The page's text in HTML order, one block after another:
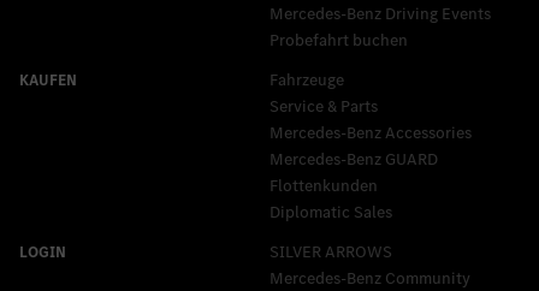
Mercedes-Benz Driving Events
Probefahrt buchen
Fahrzeuge
Service & Parts
Mercedes-Benz Accessories
Mercedes‑Benz GUARD
Flottenkunden
Diplomatic Sales
SILVER ARROWS
Mercedes-Benz Community